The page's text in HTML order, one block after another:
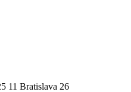
11 Bratislava 26